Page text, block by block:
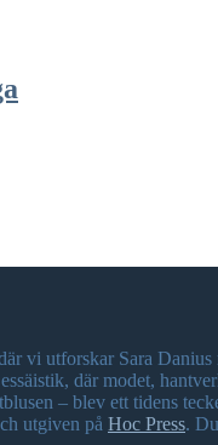
vi utforskar Sara
där modet,
– blev ett tidens
utgiven på Hoc Press.